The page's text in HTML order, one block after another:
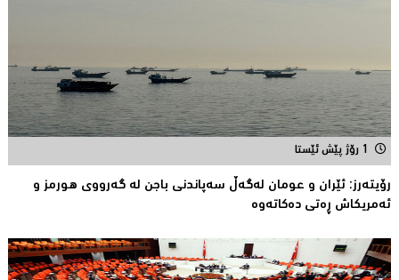
1 رۆژ پێش ئێستا
رۆیتەرز: ئێران و عومان لەگەڵ سەپاندنی باجن لە گەرووی هورمز و
ئەمریکاش ڕەتی دەکاتەوە